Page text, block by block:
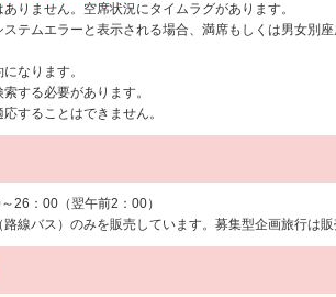
りません。空席状況にタイムラグがあります。
テムエラーと表示される場合、満席もしくは男女別
なります。
する必要があります。
することはできません。
26：00（翌午前2：00）
線バス）のみを販売しています。募集型企画旅行は販